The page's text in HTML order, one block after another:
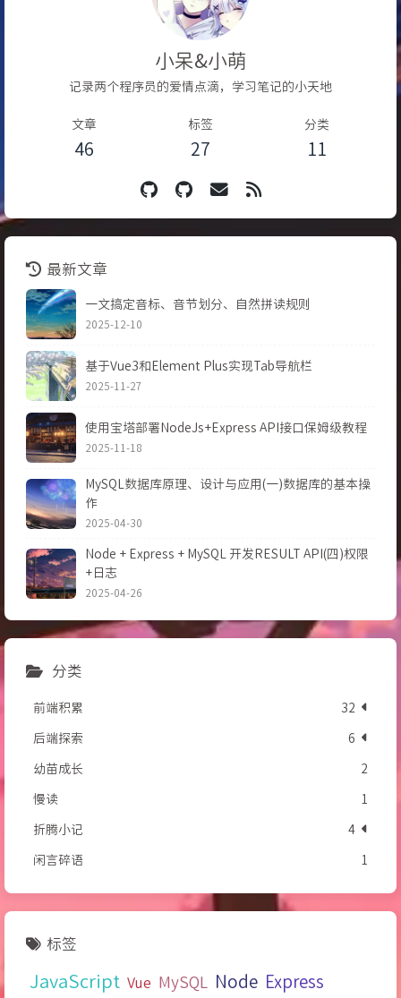
小呆&小萌
记录两个程序员的爱情点滴，学习笔记的小天地
文章
46
标签
27
分类
11
最新文章
一文搞定音标、音节划分、自然拼读规则
2025-12-10
基于Vue3和Element Plus实现Tab导航栏
2025-11-27
使用宝塔部署NodeJs+Express API接口保姆级教程
2025-11-18
MySQL数据库原理、设计与应用(一)数据库的基本操
作
2025-04-30
Node + Express + MySQL 开发RESULT API(四)权限
+日志
2025-04-26
分类
前端积累
32
后端探索
6
幼苗成长
2
慢读
1
折腾小记
4
闲言碎语
1
标签
JavaScript Vue MySQL Node Express